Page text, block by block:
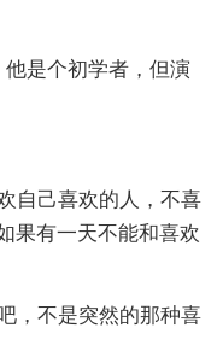
是个初学者，但演
自己喜欢的人，不喜
果有一天不能和喜欢
，不是突然的那种喜